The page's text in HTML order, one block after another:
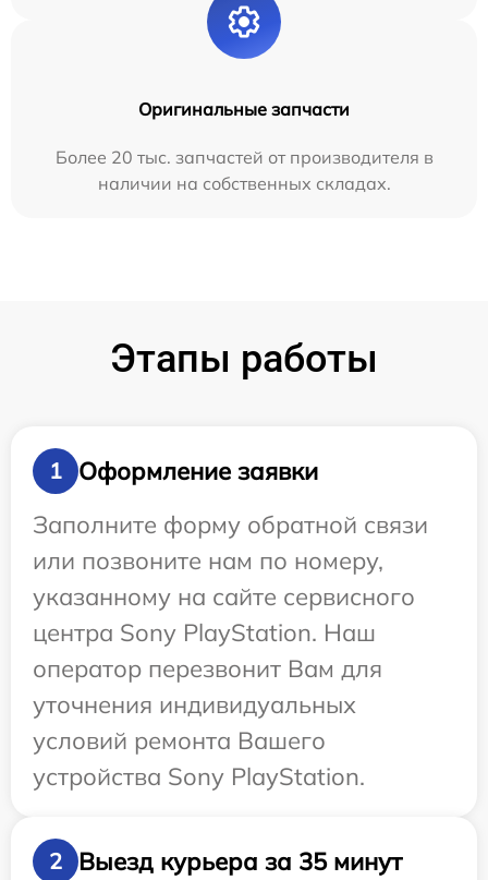
Оригинальные запчасти
Более 20 тыс. запчастей от производителя в
наличии на собственных складах.
Этапы работы
1
Оформление заявки
Заполните форму обратной связи
или позвоните нам по номеру,
указанному на сайте сервисного
центра Sony PlayStation. Наш
оператор перезвонит Вам для
уточнения индивидуальных
условий ремонта Вашего
устройства Sony PlayStation.
2 Выезд курьера за 35 минут